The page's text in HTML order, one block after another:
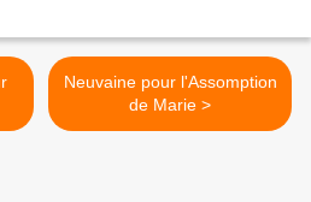
Neuvaine pour l'Assomption
de Marie >